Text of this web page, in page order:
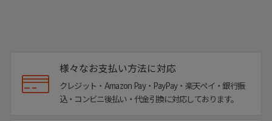
様々なお支払い方法に対応
クレジット・Amazon Pay・PayPay・楽天ペイ・銀行振
込・コンビニ後払い・代金引換に対応しております。